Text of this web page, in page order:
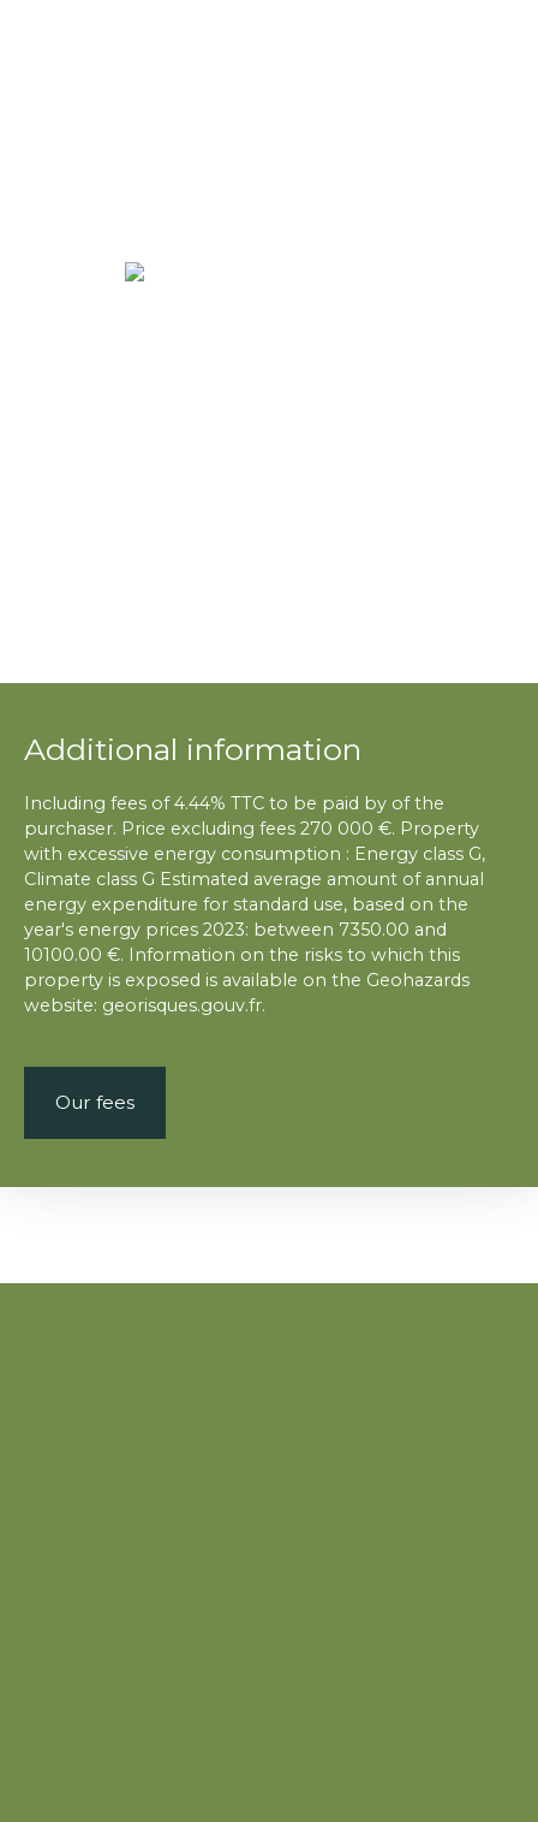
Additional information
Including fees of 4.44% TTC to be paid by of the
purchaser. Price excluding fees 270 000 €. Property
with excessive energy consumption : Energy class G,
Climate class G Estimated average amount of annual
energy expenditure for standard use, based on the
year's energy prices 2023: between 7350.00 and
10100.00 €. Information on the risks to which this
property is exposed is available on the Geohazards
website: georisques.gouv.fr.
Our fees